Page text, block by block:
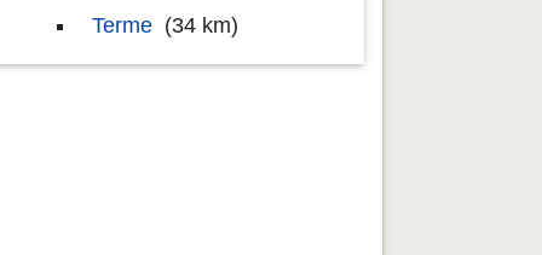
Terme (34 km)